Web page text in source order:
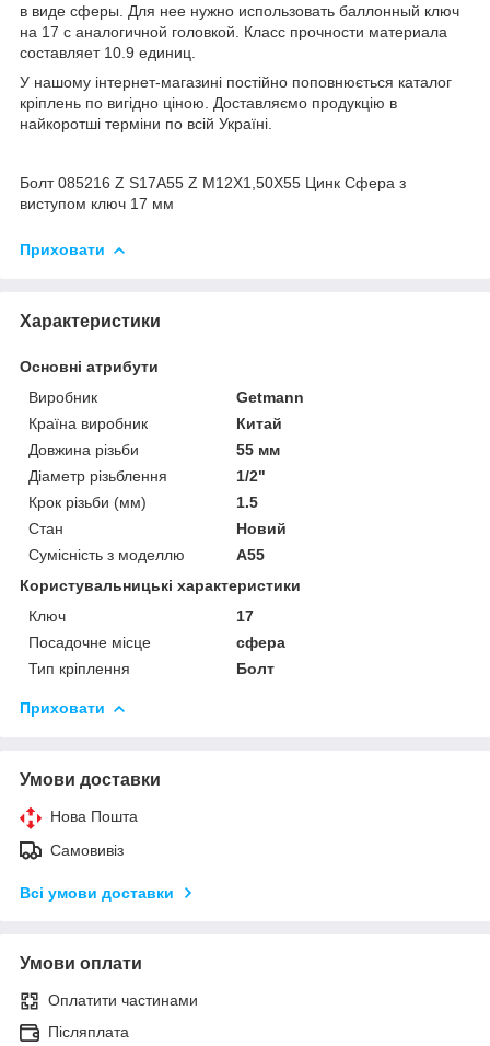
в виде сферы. Для нее нужно использовать баллонный ключ
на 17 с аналогичной головкой. Класс прочности материала
составляет 10.9 единиц.
У нашому інтернет-магазині постійно поповнюється каталог
кріплень по вигідно ціною. Доставляємо продукцію в
найкоротші терміни по всій Україні.
Болт 085216 Z S17A55 Z M12X1,50X55 Цинк Сфера з
виступом ключ 17 мм
Приховати
Характеристики
Основні атрибути
Виробник
Getmann
Країна виробник
Китай
Довжина різьби
55 мм
Діаметр різьблення
1/2"
Крок різьби (мм)
1.5
Стан
Новий
Сумісність з моделлю
A55
Користувальницькі характеристики
Ключ
17
Посадочне місце
сфера
Тип кріплення
Болт
Приховати
Умови доставки
Нова Пошта
Самовивіз
Всі умови доставки
Умови оплати
Оплатити частинами
Післяплата